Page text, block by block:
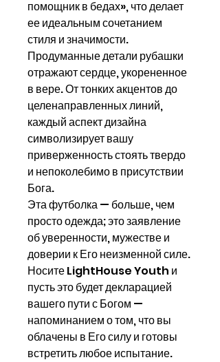
помощник в бедах», что делает
ее идеальным сочетанием
стиля и значимости.
Продуманные детали рубашки
отражают сердце, укорененное
в вере. От тонких акцентов до
целенаправленных линий,
каждый аспект дизайна
символизирует вашу
приверженность стоять твердо
и непоколебимо в присутствии
Бога.
Эта футболка — больше, чем
просто одежда; это заявление
об уверенности, мужестве и
доверии к Его неизменной силе.
Носите LightHouse Youth и
пусть это будет декларацией
вашего пути с Богом —
напоминанием о том, что вы
облачены в Его силу и готовы
встретить любое испытание.